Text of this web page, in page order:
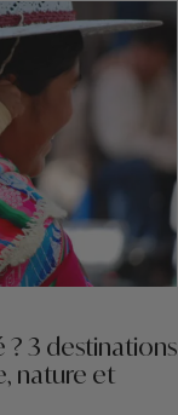
3 destinations
nature et